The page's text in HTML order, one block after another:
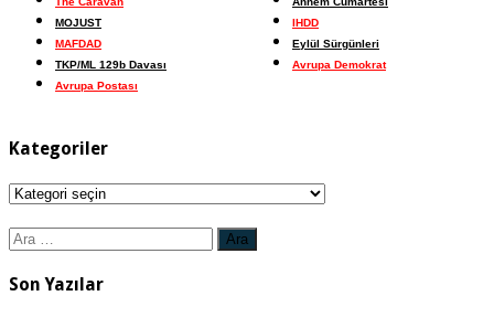
MOJUST
MAFDAD
TKP/ML 129b Davası
Avrupa Postası
IHDD
Eylül Sürgünleri
Avrupa Demokrat
Kategoriler
Kategoriler
Arama:
Son Yazılar